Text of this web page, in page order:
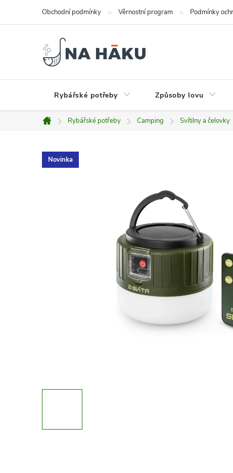
Obchodní podmínky Věrnostní program Podmínky
Rybářské potřeby Způsoby lovu
Domů
Rybářské potřeby Camping Svítilny a čelovky
Novinka